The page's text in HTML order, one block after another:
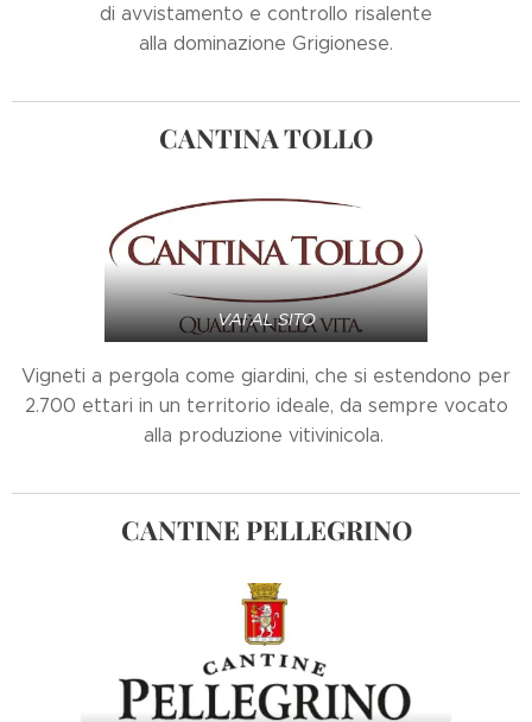
di avvistamento e controllo risalente
alla dominazione Grigionese.
CANTINATOLLO
VAI AL SITO
Vigneti a pergola come giardini, che si estendono per
2.700 ettari in un territorio ideale, da sempre vocato
alla produzione vitivinicola.
CANTINE PELLEGRINO